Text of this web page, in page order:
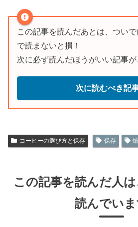
この記事を読んだあとは、つい
で読まないと損！
次に必ず読んだほうがいい記事
次に読むべき記
コーヒーの選び方と保存 保存
この記事を読んだ人
読んでい